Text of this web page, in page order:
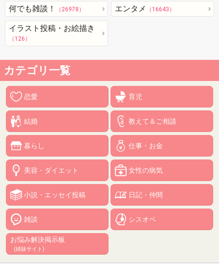
何でも雑談！ （26978） エンタメ （16643）
イラスト投稿・お絵描き
（126）
カテゴリ一覧
恋愛 育児
結婚 教えて＆ご相談
暮らし 仕事・お金
美容・ダイエット 女性の病気
小説・エッセイ投稿 日記・仲間
雑談 シスオペ
お悩み解決掲示板
(姉妹サイト)